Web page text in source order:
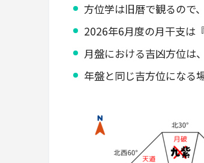
方位学は旧暦で観るので
2026年6月度の月干支は
月盤における吉凶方位は
年盤と同じ吉方位になる